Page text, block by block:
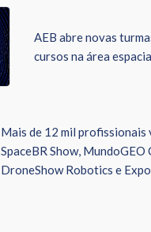
AEB abre novas
cursos na área
Mais de 12 mil profissionais
SpaceBR Show, MundoGEO
DroneShow Robotics e